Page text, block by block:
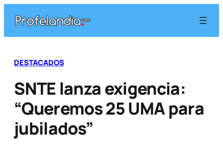
contenido
DESTACADOS
SNTE lanza exigencia:
“Queremos 25 UMA para
jubilados”